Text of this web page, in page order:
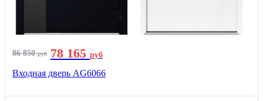
86 850руб 78 165 руб
Входная дверь AG6066